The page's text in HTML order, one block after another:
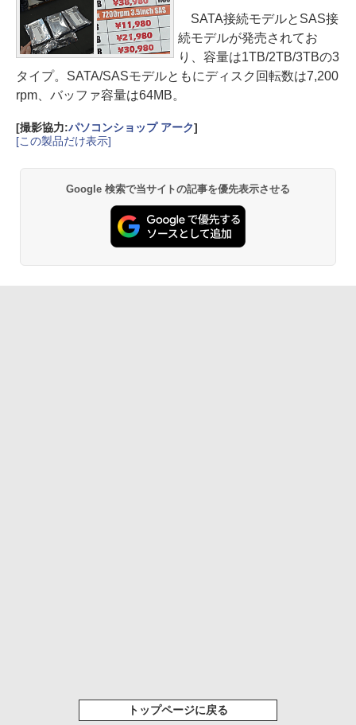
SATA接続モデルとSAS接
続モデルが発売されてお
り、容量は1TB/2TB/3TBの3
タイプ。SATA/SASモデルともにディスク回転数は7,200
rpm、バッファ容量は64MB。
[撮影協力:パソコンショップ アーク]
[この製品だけ表示]
Google 検索で当サイトの記事を優先表示させる
トップページに戻る